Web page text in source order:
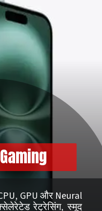
GPU और Neural
रेट्रेसिंग, स्मूद